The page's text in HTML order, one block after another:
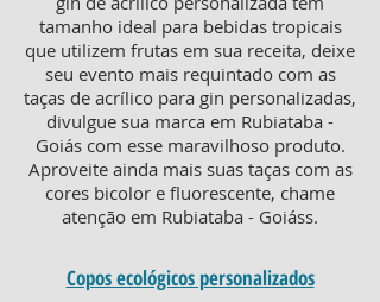
tamanho ideal para bebidas tropicais
que utilizem frutas em sua receita, deixe
seu evento mais requintado com as
taças de acrílico para gin personalizadas,
divulgue sua marca em Rubiataba -
Goiás com esse maravilhoso produto.
Aproveite ainda mais suas taças com as
cores bicolor e fluorescente, chame
atenção em Rubiataba - Goiáss.
Copos ecológicos personalizados